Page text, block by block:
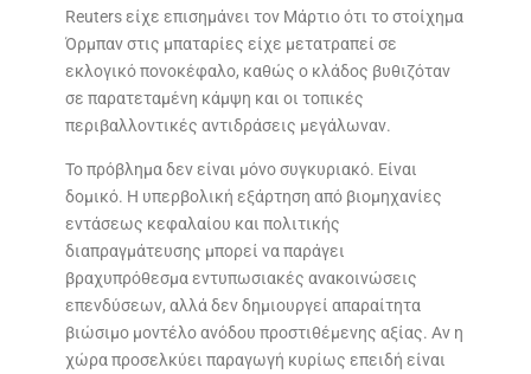
Reuters είχε επισημάνει τον Μάρτιο ότι το στοίχημα
Όρμπαν στις μπαταρίες είχε μετατραπεί σε
εκλογικό πονοκέφαλο, καθώς ο κλάδος βυθιζόταν
σε παρατεταμένη κάμψη και οι τοπικές
περιβαλλοντικές αντιδράσεις μεγάλωναν.
Το πρόβλημα δεν είναι μόνο συγκυριακό. Είναι
δομικό. Η υπερβολική εξάρτηση από βιομηχανίες
εντάσεως κεφαλαίου και πολιτικής
διαπραγμάτευσης μπορεί να παράγει
βραχυπρόθεσμα εντυπωσιακές ανακοινώσεις
επενδύσεων, αλλά δεν δημιουργεί απαραίτητα
βιώσιμο μοντέλο ανόδου προστιθέμενης αξίας. Αν η
χώρα προσελκύει παραγωγή κυρίως επειδή είναι